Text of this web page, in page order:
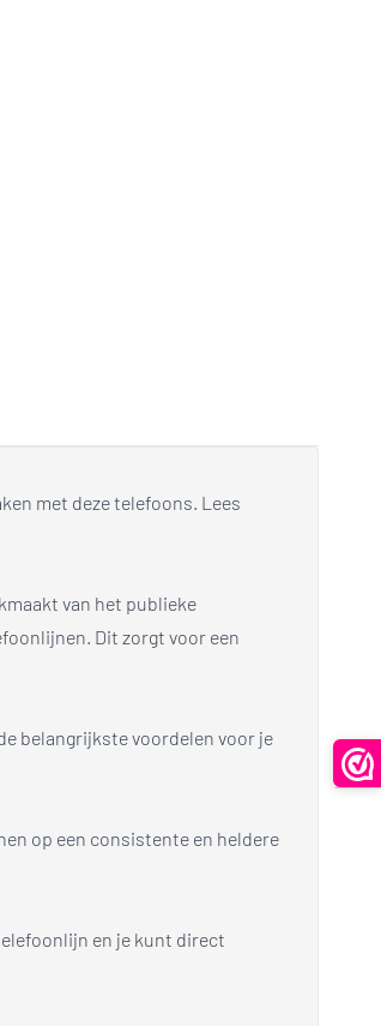
met deze telefoons. Lees
van het publieke
Dit zorgt voor een
belangrijkste voordelen voor je
op een consistente en heldere
en je kunt direct